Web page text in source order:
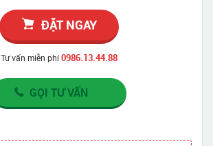
ĐẶT NGAY
Tư vấn miễn phí0986.13.44.88
GỌI TƯ VẤN